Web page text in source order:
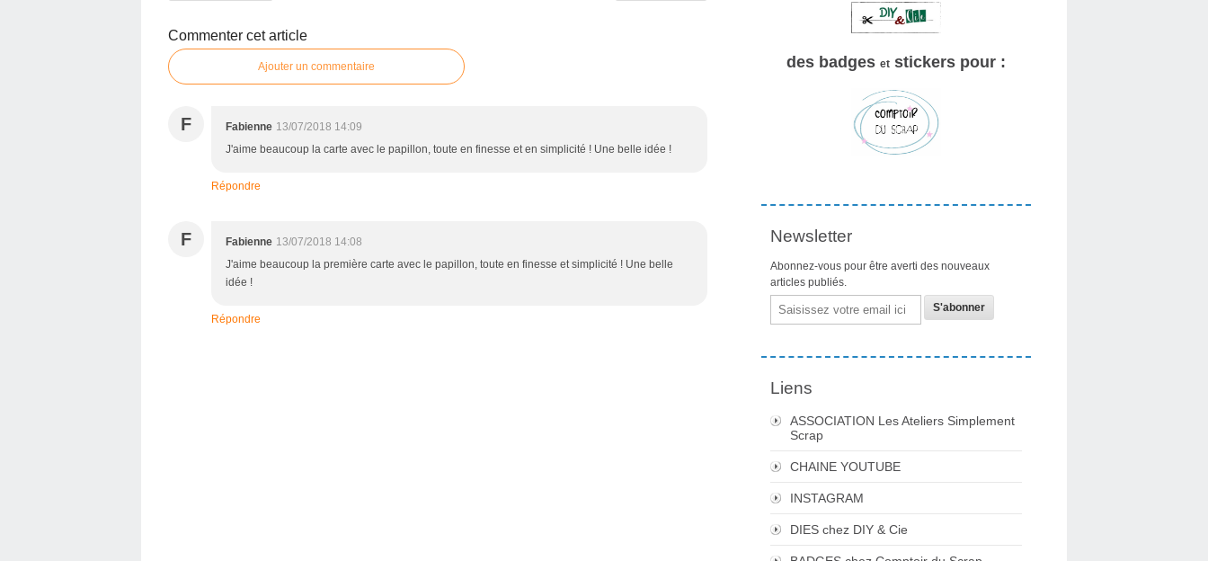
Commenter cet article
Ajouter un commentaire
F Fabienne 13/07/2018 14:09
J'aime beaucoup la carte avec le papillon, toute en finesse et en simplicité ! Une belle idée !
Répondre
F Fabienne 13/07/2018 14:08
J'aime beaucoup la première carte avec le papillon, toute en finesse et simplicité ! Une belle
idée !
Répondre
des badges et stickers pour :
Newsletter
Abonnez-vous pour être averti des nouveaux
articles publiés.
Email
Liens
ASSOCIATION Les Ateliers Simplement
Scrap
CHAINE YOUTUBE
INSTAGRAM
DIES chez DIY & Cie